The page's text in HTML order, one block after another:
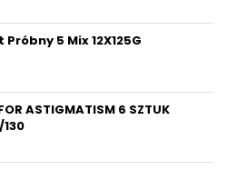
5 Mix 12X125G
ASTIGMATISM 6 SZTUK